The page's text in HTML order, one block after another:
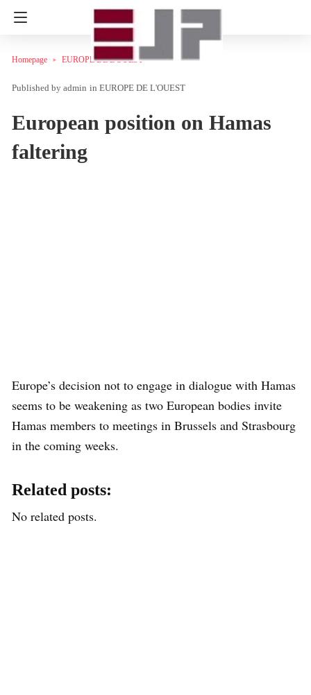
Homepage EUROPE DE L'OUEST
admin in EUROPE DE L'OUEST
European position on Hamas
faltering
Europe’s decision not to engage in dialogue with Hamas
seems to be weakening as two European bodies invite
Hamas members to meetings in Brussels and Strasbourg
in the coming weeks.
Related posts:
No related posts.